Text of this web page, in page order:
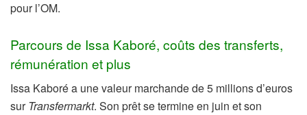
pour l’OM.
Parcours de Issa Kaboré, coûts des transferts,
rémunération et plus
Issa Kaboré a une valeur marchande de 5 millions d’euros
sur Transfermarkt. Son prêt se termine en juin et son